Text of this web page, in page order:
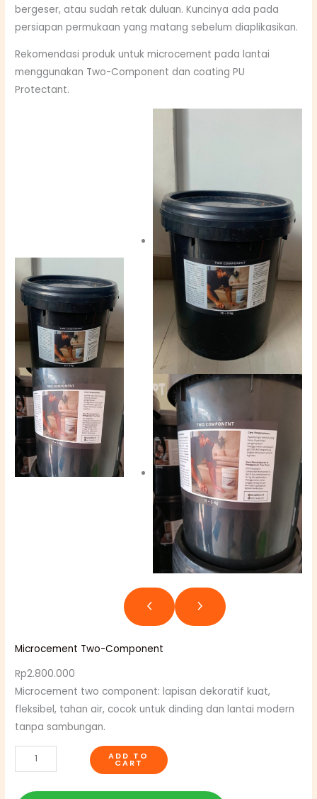
bergeser, atau sudah retak duluan. Kuncinya ada pada
persiapan permukaan yang matang sebelum diaplikasikan.
Rekomendasi produk untuk microcement pada lantai
menggunakan Two-Component dan coating PU
Protectant.
Microcement Two-Component
Rp2.800.000
Microcement two component: lapisan dekoratif kuat,
fleksibel, tahan air, cocok untuk dinding dan lantai modern
tanpa sambungan.
i
ADD TO
CART